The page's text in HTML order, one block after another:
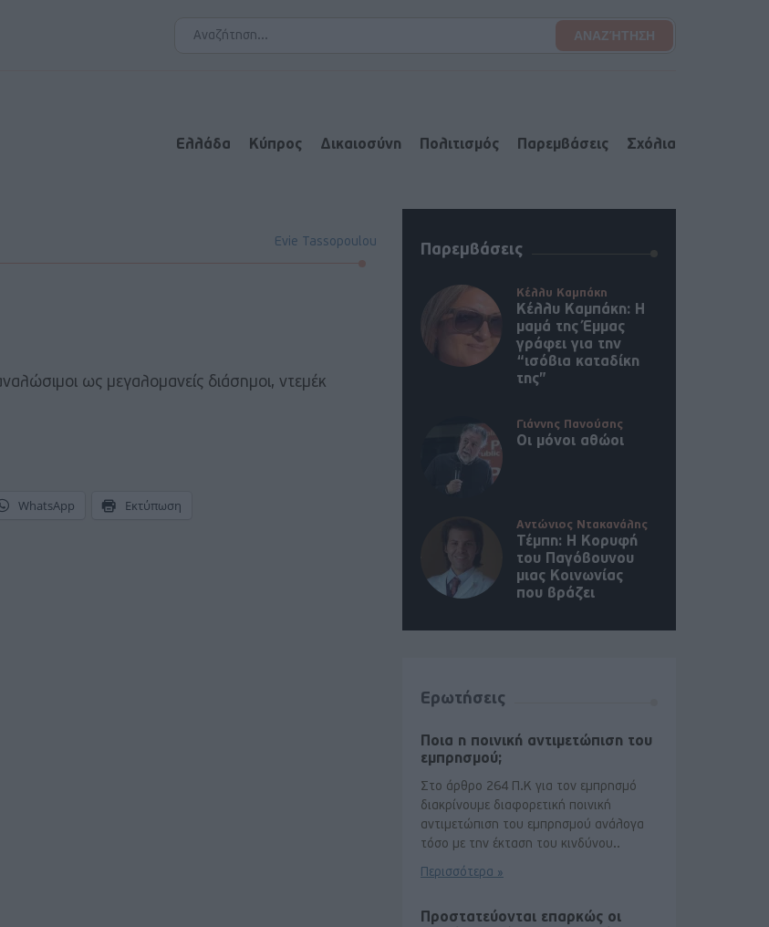
Ελλάδα Κύπρος Δικαιοσύνη Πολιτισμός Παρεμβάσεις Σχόλια
Evie Tassopoulou
ως μεγαλομανείς διάσημοι, ντεμέκ
WhatsApp Εκτύπωση
Παρεμβάσεις
Κέλλυ Καμπάκη
Κέλλυ Καμπάκη: Η
μαμά της Έμμας
γράφει για την
“ισόβια καταδίκη
της”
Γιάννης Πανούσης
Οι μόνοι αθώοι
Αντώνιος Ντακανάλης
Τέμπη: Η Κορυφή
του Παγόβουνου
μιας Κοινωνίας
που βράζει
Ερωτήσεις
Ποια η ποινική αντιμετώπιση του
εμπρησμού;
Στο άρθρο 264 Π.Κ για τον εμπρησμό
διακρίνουμε διαφορετική ποινική
αντιμετώπιση του εμπρησμού ανάλογα
τόσο με την έκταση του κινδύνου..
Περισσότερα »
Προστατεύονται επαρκώς οι